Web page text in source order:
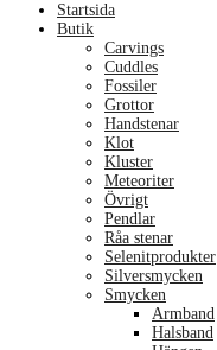
Startsida
Butik
Carvings
Cuddles
Fossiler
Grottor
Handstenar
Klot
Kluster
Meteoriter
Övrigt
Pendlar
Råa stenar
Selenitprodukter
Silversmycken
Smycken
Armband
Halsband